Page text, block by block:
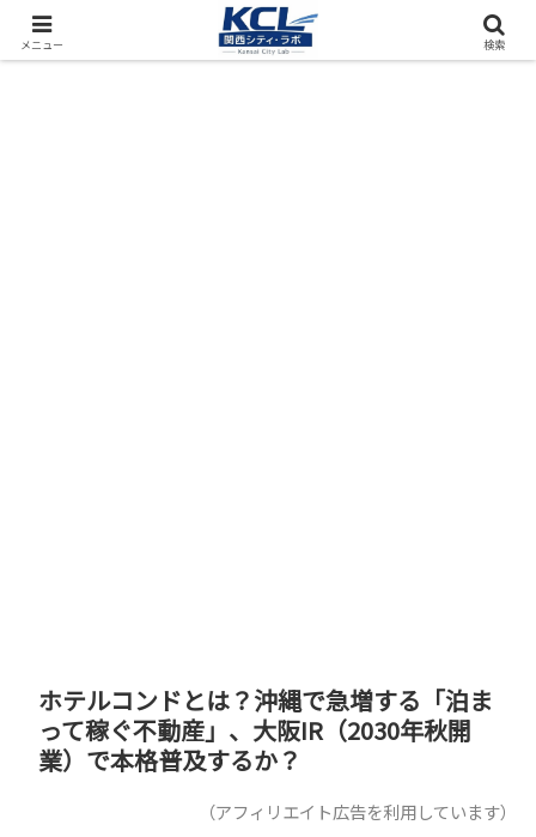
都市再開発をフィールド調査（累計アクセス数4000万PV）
ホテルコンドとは？沖縄で急増する「泊ま
って稼ぐ不動産」、大阪IR（2030年秋開
業）で本格普及するか？
（アフィリエイト広告を利用しています）
メニュー 検索